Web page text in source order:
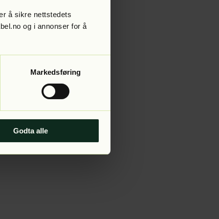
å sikre nettstedets
og i annonser for å
Markedsføring
Godta alle